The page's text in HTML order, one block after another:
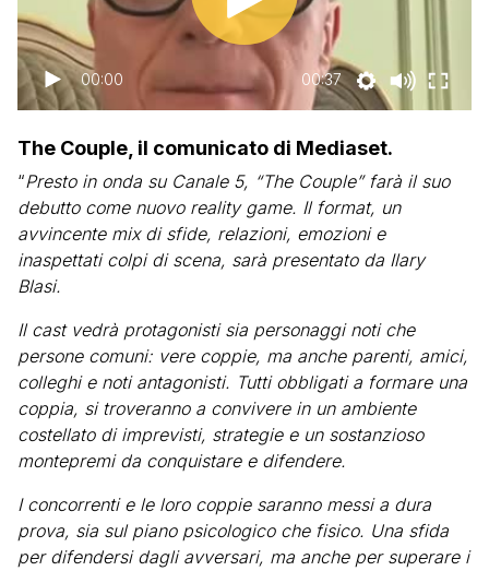
00:00 00:37
The Couple, il comunicato di Mediaset.
“Presto in onda su Canale 5, “The Couple” farà il suo
debutto come nuovo reality game. Il format, un
avvincente mix di sfide, relazioni, emozioni e
inaspettati colpi di scena, sarà presentato da Ilary
Blasi.
Il cast vedrà protagonisti sia personaggi noti che
persone comuni: vere coppie, ma anche parenti, amici,
colleghi e noti antagonisti. Tutti obbligati a formare una
coppia, si troveranno a convivere in un ambiente
costellato di imprevisti, strategie e un sostanzioso
montepremi da conquistare e difendere.
I concorrenti e le loro coppie saranno messi a dura
prova, sia sul piano psicologico che fisico. Una sfida
per difendersi dagli avversari, ma anche per superare i